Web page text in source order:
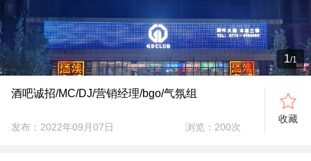
1/1
酒吧诚招/MC/DJ/营销经理/bgo/气氛组
发布：2022年09月07日 浏览： 200次
收藏